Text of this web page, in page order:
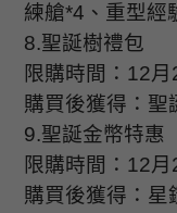
練艙*4 、重型經
8.聖誕樹禮包
限購時間： 12月
購買後獲得：聖
9.聖誕金幣特惠
限購時間： 12月
購買後獲得：星